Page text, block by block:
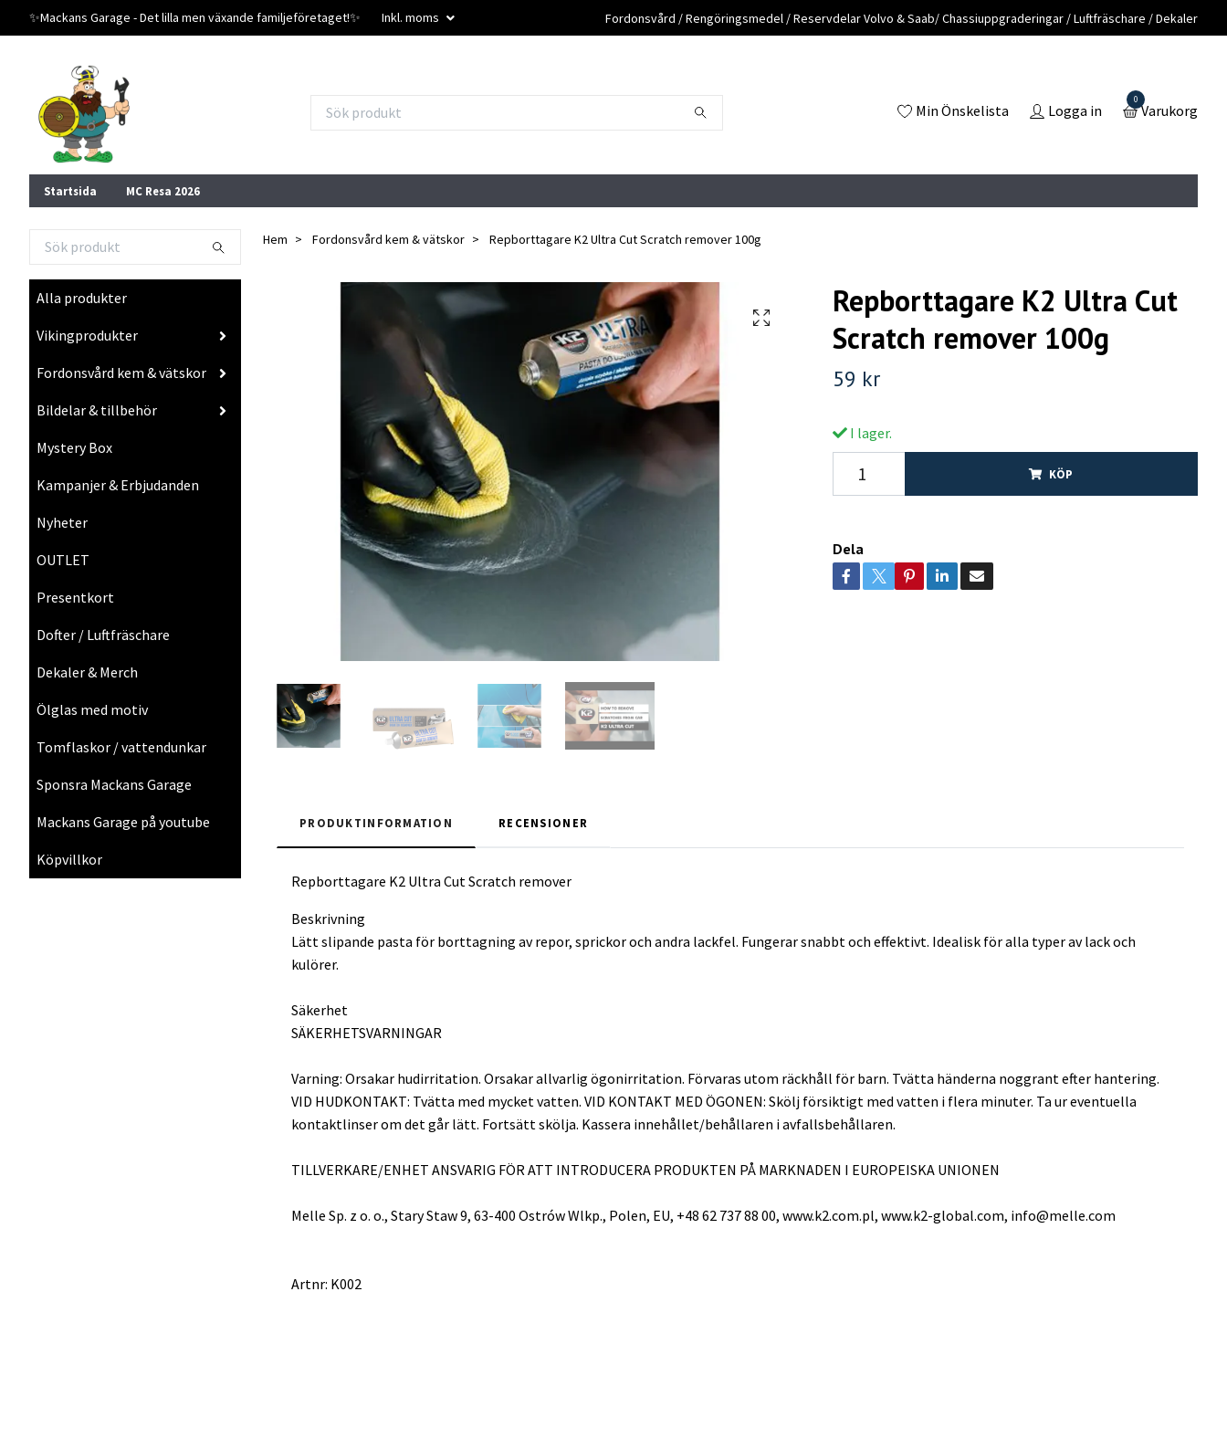
✨️Mackans Garage - Det lilla men växande familjeföretaget!✨️ Inkl. moms Fordonsvård / Rengöringsmedel / Reservdelar Volvo & Saab/ Chassiuppgraderingar / Luftfräschare / Dekaler
Min Önskelista Logga in
0
Varukorg
Startsida MC Resa 2026
Alla produkter
Vikingprodukter
Fordonsvård kem & vätskor
Bildelar & tillbehör
Mystery Box
Kampanjer & Erbjudanden
Nyheter
OUTLET
Presentkort
Dofter / Luftfräschare
Dekaler & Merch
Ölglas med motiv
Tomflaskor / vattendunkar
Sponsra Mackans Garage
Mackans Garage på youtube
Köpvillkor
Hem Fordonsvård kem & vätskor Repborttagare K2 Ultra Cut Scratch remover 100g
Repborttagare K2 Ultra Cut
Scratch remover 100g
59 kr
I lager.
KÖP
Dela
PRODUKTINFORMATION RECENSIONER
Repborttagare K2 Ultra Cut Scratch remover
Beskrivning
Lätt slipande pasta för borttagning av repor, sprickor och andra lackfel. Fungerar snabbt och effektivt. Idealisk för alla typer av lack och
kulörer.
Säkerhet
SÄKERHETSVARNINGAR
Varning: Orsakar hudirritation. Orsakar allvarlig ögonirritation. Förvaras utom räckhåll för barn. Tvätta händerna noggrant efter hantering.
VID HUDKONTAKT: Tvätta med mycket vatten. VID KONTAKT MED ÖGONEN: Skölj försiktigt med vatten i flera minuter. Ta ur eventuella
kontaktlinser om det går lätt. Fortsätt skölja. Kassera innehållet/behållaren i avfallsbehållaren.
TILLVERKARE/ENHET ANSVARIG FÖR ATT INTRODUCERA PRODUKTEN PÅ MARKNADEN I EUROPEISKA UNIONEN
Melle Sp. z o. o., Stary Staw 9, 63-400 Ostrów Wlkp., Polen, EU, +48 62 737 88 00, www.k2.com.pl, www.k2-global.com, info@melle.com
Artnr: K002